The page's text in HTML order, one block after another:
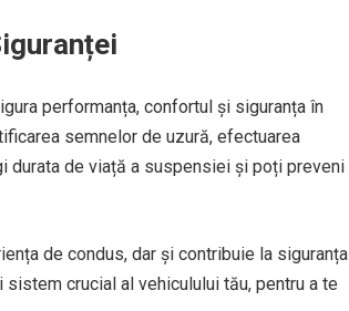
performanța, confortul și siguranța în
semnelor de uzură, efectuarea
durata de viață a suspensiei și poți preveni
de condus, dar și contribuie la siguranța
crucial al vehiculului tău, pentru a te